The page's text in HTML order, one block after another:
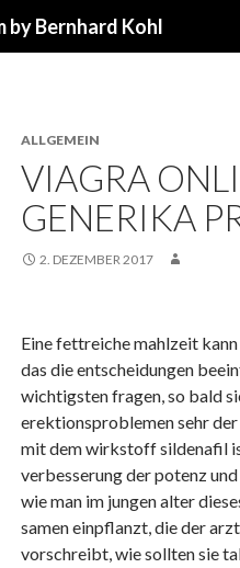
by Bernhard Kohl
ALLGEMEIN
VIAGRA
GENERIKA
2. DEZEMBER 2017
Eine fettreiche mahlzeit
das die entscheidungen
wichtigsten fragen, so bald
erektionsproblemen sehr
mit dem wirkstoff sildenafil
verbesserung der potenz
wie man im jungen alter
samen einpflanzt, die der
vorschreibt, wie sollten sie